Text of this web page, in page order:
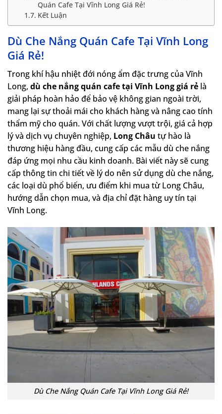
Quán Cafe Tại Vĩnh Long Giá Rẻ!
Kết Luận
Dù Che Nắng Quán Cafe Tại Vĩnh Long
Giá Rẻ!
Trong khí hậu nhiệt đới nóng ẩm đặc trưng của Vĩnh
Long, dù che nắng quán cafe tại Vĩnh Long giá rẻ là
giải pháp hoàn hảo để bảo vệ không gian ngoài trời,
mang lại sự thoải mái cho khách hàng và nâng cao tính
thẩm mỹ cho quán. Với chất lượng vượt trội, giá cả hợp
lý và dịch vụ chuyên nghiệp, Long Châu tự hào là
thương hiệu hàng đầu, cung cấp các mẫu dù che nắng
đáp ứng mọi nhu cầu kinh doanh. Bài viết này sẽ cung
cấp thông tin chi tiết về lý do nên sử dụng dù che nắng,
các loại dù phổ biến, ưu điểm khi mua từ Long Châu,
hướng dẫn chọn mua, và địa chỉ đặt hàng uy tín tại
Vĩnh Long.
Dù Che Nắng Quán Cafe Tại Vĩnh Long Giá Rẻ!